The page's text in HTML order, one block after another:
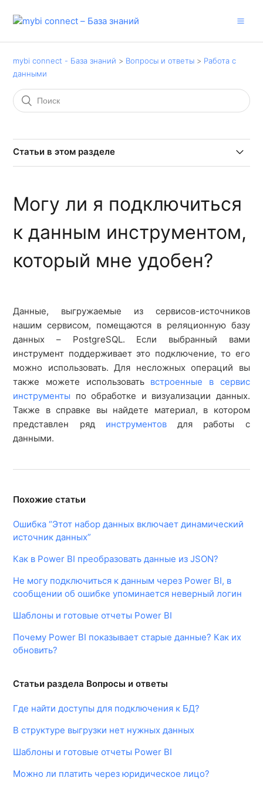
mybi connect - База знаний Вопросы и ответы
Работа с
данными
Статьи в этом разделе
Могу ли я подключиться к данным инструментом,
Не могу подключиться к данным через Power BI, в
сообщении об ошибке упоминается неверный
Шаблоны и готовые отчеты Power BI
Почему Power BI показывает старые данные? Как
их обновить?
Ошибка “Этот набор данных включает
динамический источник данных”
Как в Power BI преобразовать данные из JSON?
Могу ли я подключиться
к данным инструментом,
который мне удобен?
Данные, выгружаемые из сервисов-источников
нашим сервисом, помещаются в реляционную базу
данных – PostgreSQL. Если выбранный вами
инструмент поддерживает это подключение, то его
можно использовать. Для несложных операций вы
также можете использовать встроенные в сервис
инструменты по обработке и визуализации данных.
Также в справке вы найдете материал, в котором
представлен ряд инструментовдля работы с
данными.
Похожие статьи
Ошибка “Этот набор данных включает динамический
источник данных”
Как в Power BI преобразовать данные из JSON?
Не могу подключиться к данным через Power BI, в
сообщении об ошибке упоминается неверный логин
Шаблоны и готовые отчеты Power BI
Почему Power BI показывает старые данные? Как их
обновить?
Статьи раздела Вопросы и ответы
Где найти доступы для подключения к БД?
В структуре выгрузки нет нужных данных
Шаблоны и готовые отчеты Power BI
Можно ли платить через юридическое лицо?